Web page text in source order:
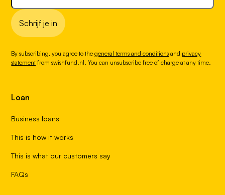
Schrijf je in
By subscribing, you agree to thegeneral terms and conditions and privacy
statement from swishfund.nl. You can unsubscribe free of charge at any time.
Loan
Business loans
This is how it works
This is what our customers say
FAQs